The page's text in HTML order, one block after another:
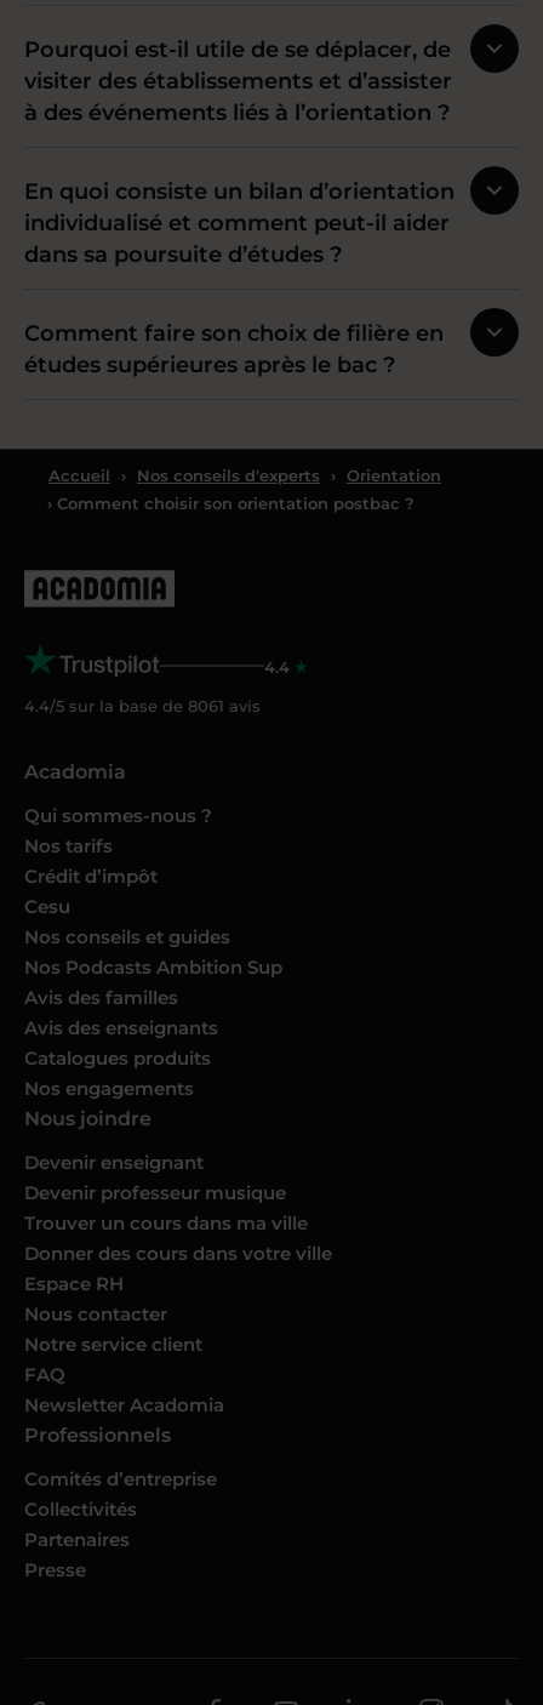
Pourquoi est-il utile de se déplacer, de
visiter des établissements et d’assister
à des événements liés à l’orientation ?
En quoi consiste un bilan d’orientation
individualisé et comment peut-il aider
dans sa poursuite d’études ?
Comment faire son choix de filière en
études supérieures après le bac ?
Accueil › Nos conseils d'experts › Orientation
› Comment choisir son orientation postbac ?
4.4
4.4/5 sur la base de 8061 avis
Acadomia
Qui sommes-nous ?
Nos tarifs
Crédit d’impôt
Cesu
Nos conseils et guides
Nos Podcasts Ambition Sup
Avis des familles
Avis des enseignants
Catalogues produits
Nos engagements
Nous joindre
Devenir enseignant
Devenir professeur musique
Trouver un cours dans ma ville
Donner des cours dans votre ville
Espace RH
Nous contacter
Notre service client
FAQ
Newsletter Acadomia
Professionnels
Comités d’entreprise
Collectivités
Partenaires
Presse